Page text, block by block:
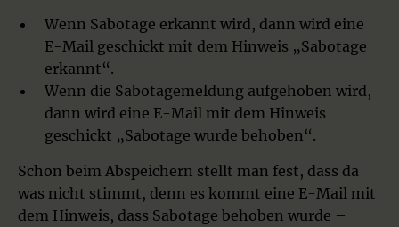
Wenn Sabotage erkannt wird, dann wird eine
E-Mail geschickt mit dem Hinweis „Sabotage
erkannt“.
Wenn die Sabotagemeldung aufgehoben wird,
dann wird eine E-Mail mit dem Hinweis
geschickt „Sabotage wurde behoben“.
Schon beim Abspeichern stellt man fest, dass da
was nicht stimmt, denn es kommt eine E-Mail mit
dem Hinweis, dass Sabotage behoben wurde –